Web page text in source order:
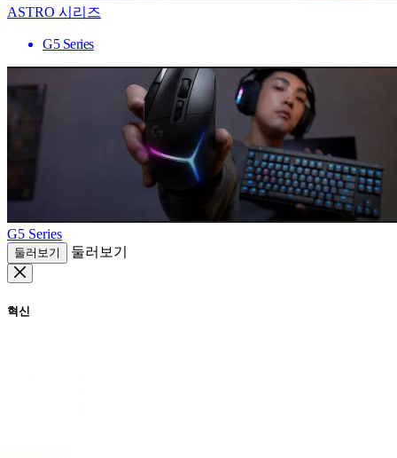
ASTRO 시리즈
G5 Series
G5 Series
둘러보기 둘러보기
혁신